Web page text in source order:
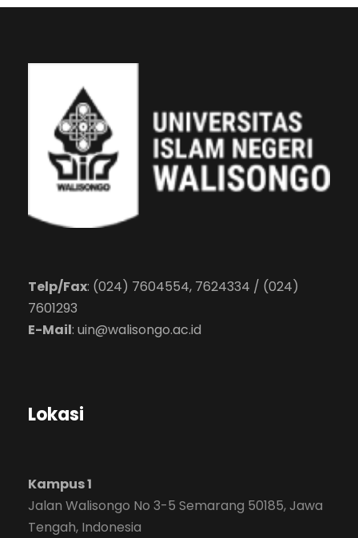
Telp/Fax: (024) 7604554, 7624334 / (024)
7601293
E-Mail: uin@walisongo.ac.id
Lokasi
Kampus 1
Jalan Walisongo No 3-5 Semarang 50185, Jawa
Tengah, Indonesia